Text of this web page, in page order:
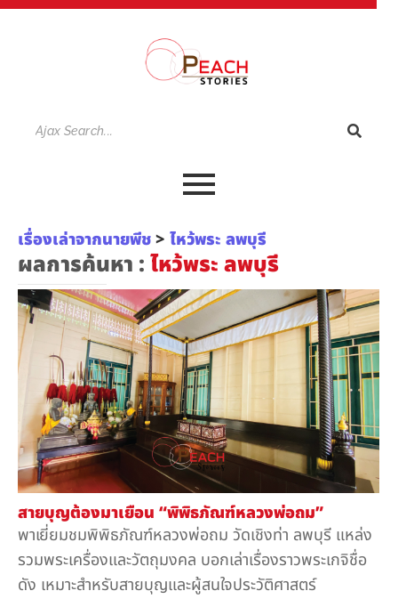
เรื่องเล่าจากนายพีช> ไหว้พระ ลพบุรี
ผลการค้นหา :ไหว้พระ ลพบุรี
สายบุญต้องมาเยือน “พิพิธภัณฑ์หลวงพ่อถม”
พาเยี่ยมชมพิพิธภัณฑ์หลวงพ่อถม วัดเชิงท่า ลพบุรี แหล่ง
รวมพระเครื่องและวัตถุมงคล บอกเล่าเรื่องราวพระเกจิชื่อ
ดัง เหมาะสำหรับสายบุญและผู้สนใจประวัติศาสตร์